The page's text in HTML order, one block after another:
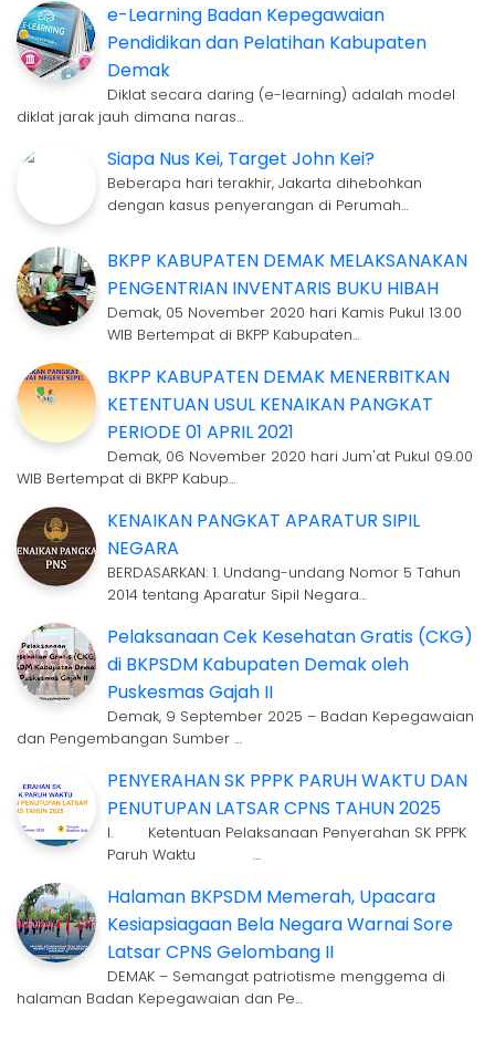
e-Learning Badan Kepegawaian
Pendidikan dan Pelatihan Kabupaten
Demak
Diklat secara daring (e-learning) adalah model
diklat jarak jauh dimana naras…
Siapa Nus Kei, Target John Kei?
Beberapa hari terakhir, Jakarta dihebohkan
dengan kasus penyerangan di Perumah…
BKPP KABUPATEN DEMAK MELAKSANAKAN
PENGENTRIAN INVENTARIS BUKU HIBAH
Demak, 05 November 2020 hari Kamis Pukul 13.00
WIB Bertempat di BKPP Kabupaten…
BKPP KABUPATEN DEMAK MENERBITKAN
KETENTUAN USUL KENAIKAN PANGKAT
PERIODE 01 APRIL 2021
Demak, 06 November 2020 hari Jum'at Pukul 09.00
WIB Bertempat di BKPP Kabup…
KENAIKAN PANGKAT APARATUR SIPIL
NEGARA
BERDASARKAN: 1. Undang-undang Nomor 5 Tahun
2014 tentang Aparatur Sipil Negara…
Pelaksanaan Cek Kesehatan Gratis (CKG)
di BKPSDM Kabupaten Demak oleh
Puskesmas Gajah II
Demak, 9 September 2025 – Badan Kepegawaian
dan Pengembangan Sumber …
PENYERAHAN SK PPPK PARUH WAKTU DAN
PENUTUPAN LATSAR CPNS TAHUN 2025
I. Ketentuan Pelaksanaan Penyerahan SK PPPK
Paruh Waktu …
Halaman BKPSDM Memerah, Upacara
Kesiapsiagaan Bela Negara Warnai Sore
Latsar CPNS Gelombang II
DEMAK – Semangat patriotisme menggema di
halaman Badan Kepegawaian dan Pe…